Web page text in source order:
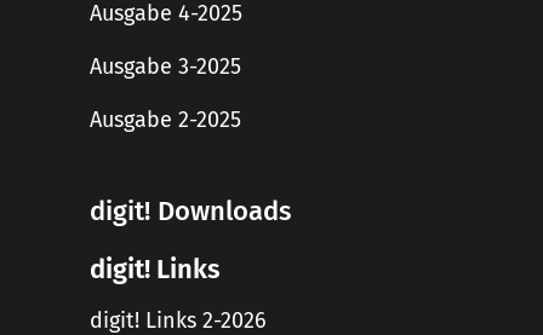
Ausgabe 4-2025
Ausgabe 3-2025
Ausgabe 2-2025
digit! Downloads
digit! Links
digit! Links 2-2026